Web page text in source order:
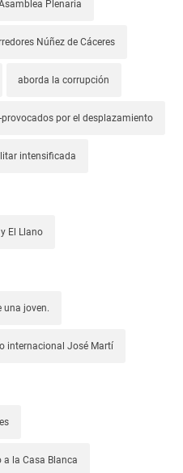
Plenaria
Núñez de Cáceres
aborda la corrupción
por el desplazamiento
intensificada
El Llano
una joven.
internacional José Martí
a la Casa Blanca